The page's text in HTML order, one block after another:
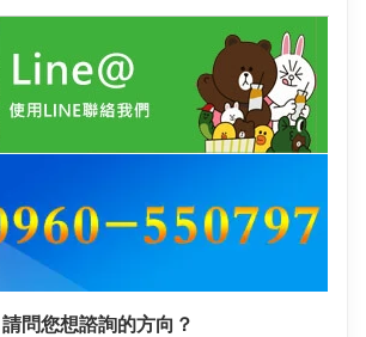
請問您想諮詢的方向？